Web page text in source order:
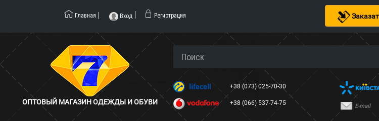
Главная Вход Регистрация
ОПТОВЫЙ МАГАЗИН ОДЕЖДЫ И ОБУВИ
+38 (073) 025-70-30
+38 (066) 537-74-75 E-mail